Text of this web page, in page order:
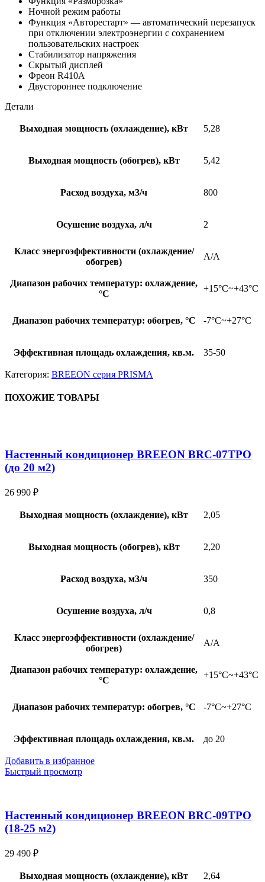
Ночной режим работы
Функция «Авторестарт» — автоматический перезапуск
при отключении электроэнергии с сохранением
пользовательских настроек
Стабилизатор напряжения
Скрытый дисплей
Фреон R410A
Двустороннее подключение
Детали
Выходная мощность (охлаждение), кВт 5,28
Выходная мощность (обогрев), кВт 5,42
Расход воздуха, м3/ч 800
Осушение воздуха, л/ч 2
Класс энергоэффективности (охлаждение/
обогрев)
A/A
Диапазон рабочих температур: охлаждение,
°С
+15°С~+43°С
Диапазон рабочих температур: обогрев, °С -7°С~+27°С
Эффективная площадь охлаждения, кв.м. 35-50
Категория: BREEON серия PRISMA
ПОХОЖИЕ ТОВАРЫ
Настенный кондиционер BREEON BRC-07TPO
(до 20 м2)
26 990 ₽
Выходная мощность (охлаждение), кВт 2,05
Выходная мощность (обогрев), кВт 2,20
Расход воздуха, м3/ч 350
Осушение воздуха, л/ч 0,8
Класс энергоэффективности (охлаждение/
обогрев)
A/A
Диапазон рабочих температур: охлаждение,
°С
+15°С~+43°С
Диапазон рабочих температур: обогрев, °С -7°С~+27°С
Эффективная площадь охлаждения, кв.м. до 20
Добавить в избранное
Быстрый просмотр
Настенный кондиционер BREEON BRC-09TPO
(18-25 м2)
29 490 ₽
Выходная мощность (охлаждение), кВт 2,64